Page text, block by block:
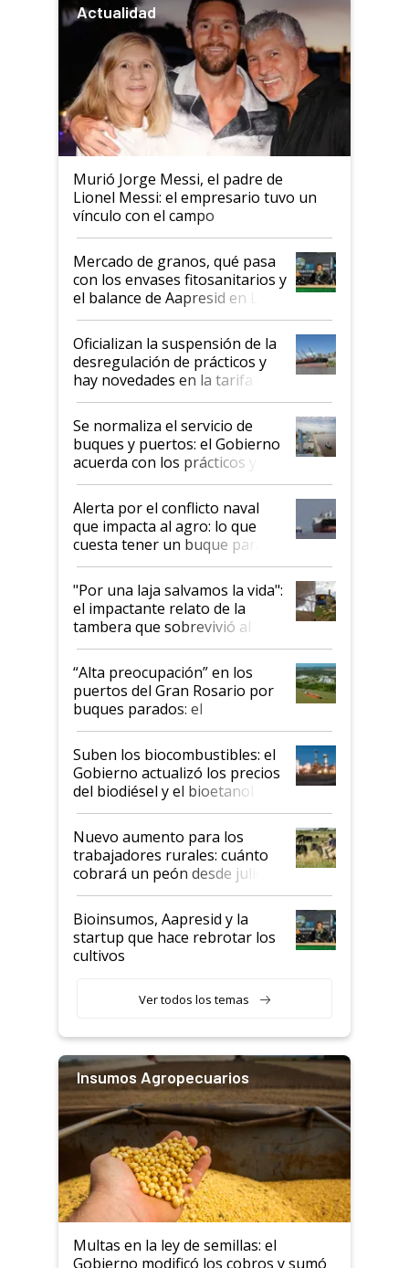
Actualidad
Murió Jorge Messi, el padre de
Lionel Messi: el empresario tuvo un
vínculo con el campo
Mercado de granos, qué pasa
con los envases fitosanitarios y
el balance de Aapresid en La
Posta
Oficializan la suspensión de la
desregulación de prácticos y
hay novedades en la tarifa de
la hidrovía
Se normaliza el servicio de
buques y puertos: el Gobierno
acuerda con los prácticos y
suspende el decreto de
desregulación
Alerta por el conflicto naval
que impacta al agro: lo que
cuesta tener un buque parado
y el peligro de que Argentina
pase a ser "país sucio"
"Por una laja salvamos la vida":
el impactante relato de la
tambera que sobrevivió al
tornado
“Alta preocupación” en los
puertos del Gran Rosario por
buques parados: el
funcionamiento de las
exportadoras en tensión tras
la medida de fuerza de los
prácticos
Suben los biocombustibles: el
Gobierno actualizó los precios
del biodiésel y el bioetanol
Nuevo aumento para los
trabajadores rurales: cuánto
cobrará un peón desde julio
Bioinsumos, Aapresid y la
startup que hace rebrotar los
cultivos
Ver todos los temas
Insumos Agropecuarios
Multas en la ley de semillas: el
Gobierno modificó los cobros y sumó